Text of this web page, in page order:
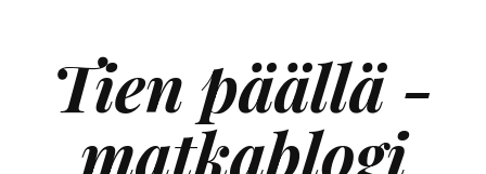
Tien päällä -
matkablogi